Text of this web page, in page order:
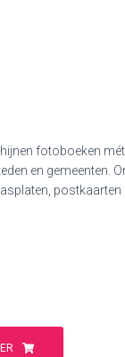
fotoboeken
en gemeenten.
postkaarten